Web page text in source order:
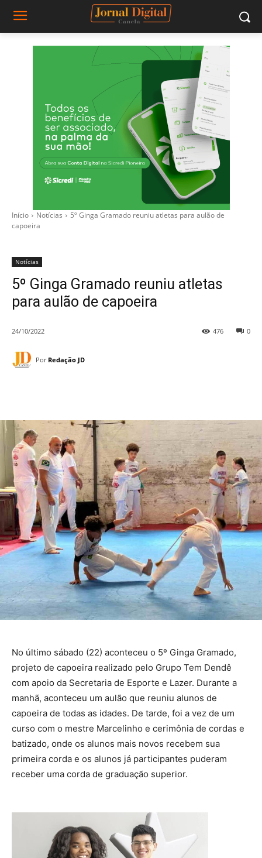
Início Notícias
5º Ginga Gramado reuniu atletas para aulão de
capoeira
Notícias
5º Ginga Gramado reuniu atletas
para aulão de capoeira
24/10/2022 0
476
Por Redação JD
No último sábado (22) aconteceu o 5º Ginga Gramado,
projeto de capoeira realizado pelo Grupo Tem Dendê
com apoio da Secretaria de Esporte e Lazer. Durante a
manhã, aconteceu um aulão que reuniu alunos de
capoeira de todas as idades. De tarde, foi a vez de um
curso com o mestre Marcelinho e cerimônia de cordas e
batizado, onde os alunos mais novos recebem sua
primeira corda e os alunos já participantes puderam
receber uma corda de graduação superior.